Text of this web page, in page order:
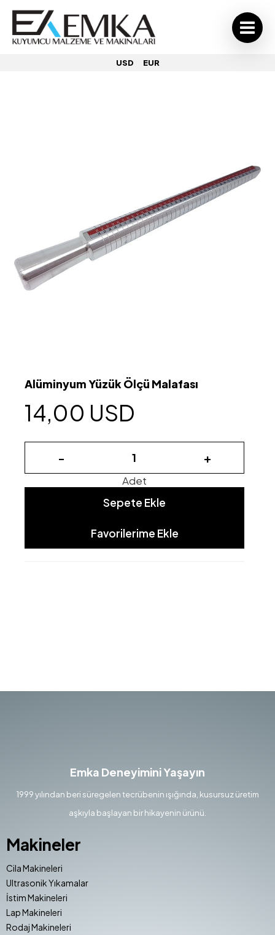
USD EUR
Alüminyum Yüzük Ölçü Malafası
14,00 USD
- +
Adet
Sepete Ekle
Favorilerime Ekle
Emka Deneyimini Yaşayın
1999 yılından beri süregelen tecrübenin ışığında, kusursuz üretim
aşkıyla başlayan bir hikayenin ürünü.
Makineler
Cila Makineleri
Ultrasonik Yıkamalar
İstim Makineleri
Lap Makineleri
Rodaj Makineleri